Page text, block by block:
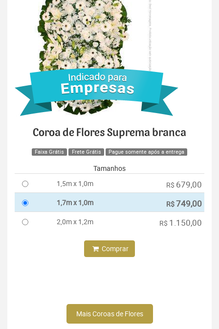
Coroa de Flores Suprema branca
Faixa Grátis Frete Grátis Pague somente após a entrega
Tamanhos
1,5m x 1,0m
R$ 679,00
1,7m x 1,0m R$749,00
2,0m x 1,2m R$ 1.150,00
Comprar
Mais Coroas de Flores